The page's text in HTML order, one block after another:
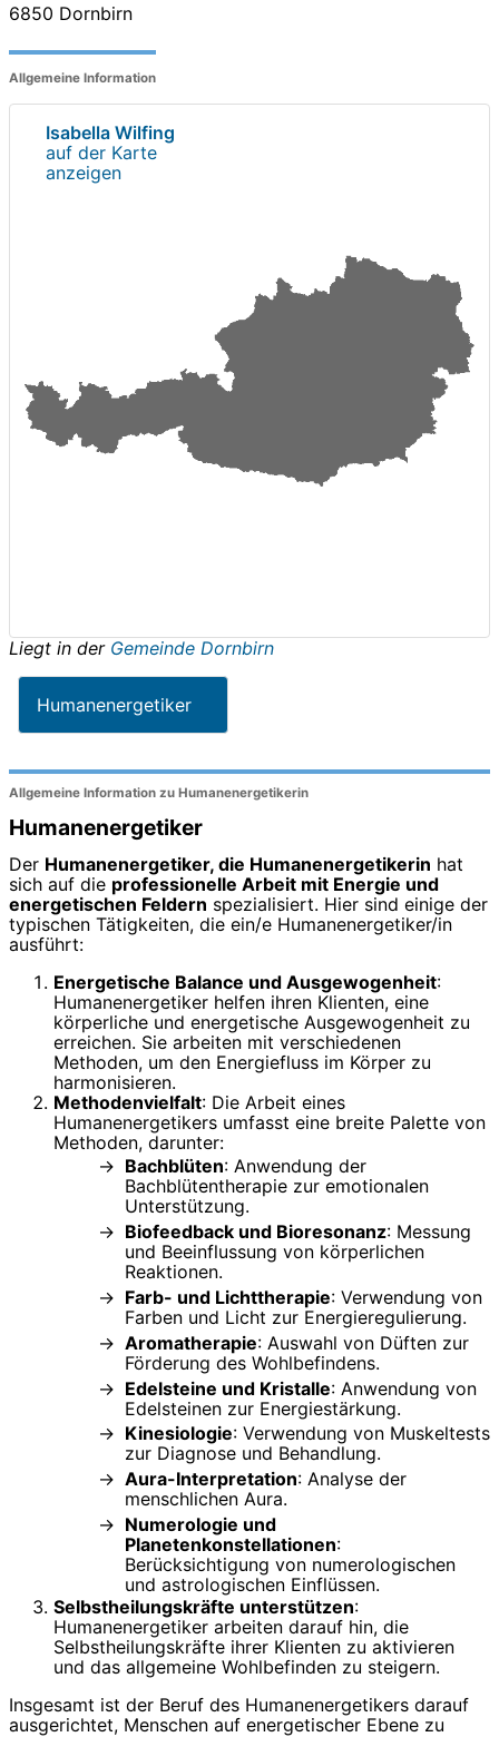
6850 Dornbirn
Allgemeine Information
Isabella Wilfing
auf der Karte
anzeigen
Liegt in der Gemeinde Dornbirn
Humanenergetiker
Allgemeine Information zu Humanenergetikerin
Humanenergetiker
Der Humanenergetiker, die Humanenergetikerin hat
sich auf die professionelle Arbeit mit Energie und
energetischen Feldern spezialisiert. Hier sind einige der
typischen Tätigkeiten, die ein/e Humanenergetiker/in
ausführt:
Energetische Balance und Ausgewogenheit:
Humanenergetiker helfen ihren Klienten, eine
körperliche und energetische Ausgewogenheit zu
erreichen. Sie arbeiten mit verschiedenen
Methoden, um den Energiefluss im Körper zu
harmonisieren.
Methodenvielfalt: Die Arbeit eines
Humanenergetikers umfasst eine breite Palette von
Methoden, darunter:
Bachblüten: Anwendung der
Bachblütentherapie zur emotionalen
Unterstützung.
Biofeedback und Bioresonanz: Messung
und Beeinflussung von körperlichen
Reaktionen.
Farb- und Lichttherapie: Verwendung von
Farben und Licht zur Energieregulierung.
Aromatherapie: Auswahl von Düften zur
Förderung des Wohlbefindens.
Edelsteine und Kristalle: Anwendung von
Edelsteinen zur Energiestärkung.
Kinesiologie: Verwendung von Muskeltests
zur Diagnose und Behandlung.
Aura-Interpretation: Analyse der
menschlichen Aura.
Numerologie und
Planetenkonstellationen:
Berücksichtigung von numerologischen
und astrologischen Einflüssen.
Selbstheilungskräfte unterstützen:
Humanenergetiker arbeiten darauf hin, die
Selbstheilungskräfte ihrer Klienten zu aktivieren
und das allgemeine Wohlbefinden zu steigern.
Insgesamt ist der Beruf des Humanenergetikers darauf
ausgerichtet, Menschen auf energetischer Ebene zu